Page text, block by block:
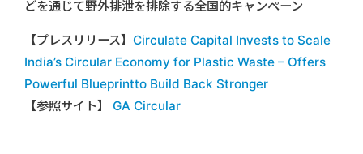
どを通じて野外排泄を排除する全国的キャンペーン
【プレスリリース】 Circulate Capital Invests to Scale
India’s Circular Economy for Plastic Waste – Offers
Powerful Blueprintto Build Back Stronger
【参照サイト】 GA Circular